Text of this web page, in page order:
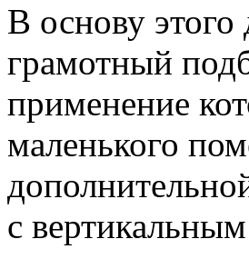
В основу
грамотный
применение
маленького
с